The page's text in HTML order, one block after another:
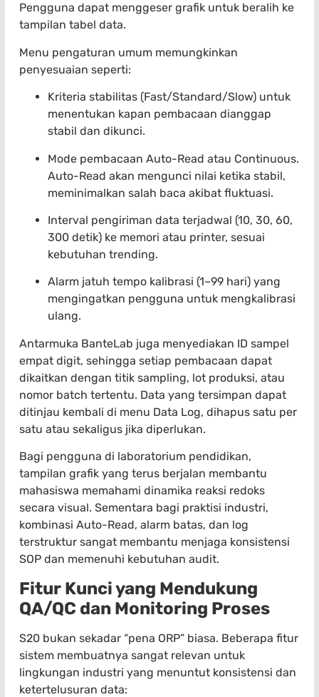
Pengguna dapat menggeser grafik untuk beralih ke
tampilan tabel data.
Menu pengaturan umum memungkinkan
penyesuaian seperti:
Kriteria stabilitas (Fast/Standard/Slow) untuk
menentukan kapan pembacaan dianggap
stabil dan dikunci.
Mode pembacaan Auto-Read atau Continuous.
Auto-Read akan mengunci nilai ketika stabil,
meminimalkan salah baca akibat fluktuasi.
Interval pengiriman data terjadwal (10, 30, 60,
300 detik) ke memori atau printer, sesuai
kebutuhan trending.
Alarm jatuh tempo kalibrasi (1–99 hari) yang
mengingatkan pengguna untuk mengkalibrasi
ulang.
Antarmuka BanteLab juga menyediakan ID sampel
empat digit, sehingga setiap pembacaan dapat
dikaitkan dengan titik sampling, lot produksi, atau
nomor batch tertentu. Data yang tersimpan dapat
ditinjau kembali di menu Data Log, dihapus satu per
satu atau sekaligus jika diperlukan.
Bagi pengguna di laboratorium pendidikan,
tampilan grafik yang terus berjalan membantu
mahasiswa memahami dinamika reaksi redoks
secara visual. Sementara bagi praktisi industri,
kombinasi Auto-Read, alarm batas, dan log
terstruktur sangat membantu menjaga konsistensi
SOP dan memenuhi kebutuhan audit.
Fitur Kunci yang Mendukung
QA/QC dan Monitoring Proses
S20 bukan sekadar “pena ORP” biasa. Beberapa fitur
sistem membuatnya sangat relevan untuk
lingkungan industri yang menuntut konsistensi dan
ketertelusuran data: